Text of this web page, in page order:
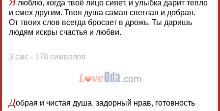
люблю, когда твоё лицо сияет, и улыбка дарит тепло
и смех другим. Твоя душа самая светлая и добрая.
От твоих слов всегда бросает в дрожь. Ты даришь
людям искры счастья и любви.
3 смс - 178 символов
Добрая и чистая душа, задорный нрав, готовность